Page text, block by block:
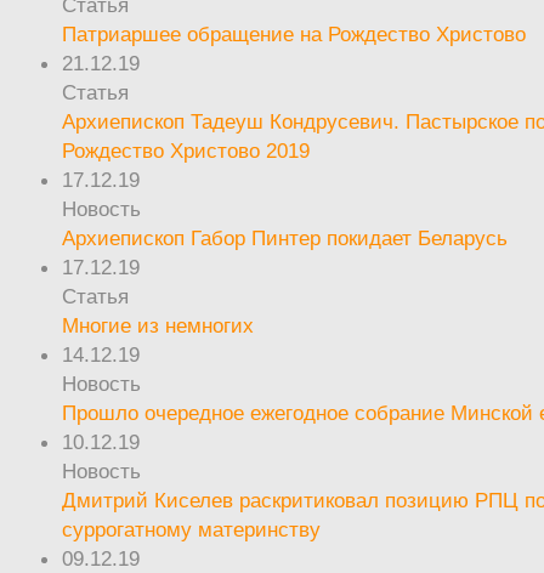
Патриаршее обращение на Рождество Христово
21.12.19
Статья
Архиепископ Тадеуш Кондрусевич. Пастырское
Рождество Христово 2019
17.12.19
Новость
Архиепископ Габор Пинтер покидает Беларусь
17.12.19
Статья
Многие из немногих
14.12.19
Новость
Прошло очередное ежегодное собрание
10.12.19
Новость
Дмитрий Киселев раскритиковал позицию РПЦ
суррогатному материнству
09.12.19